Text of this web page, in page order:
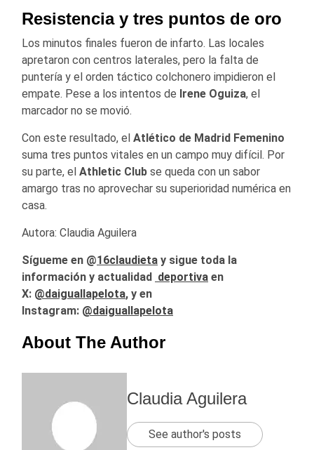
Resistencia y tres puntos de oro
Los minutos finales fueron de infarto. Las locales
apretaron con centros laterales, pero la falta de
puntería y el orden táctico colchonero impidieron el
empate. Pese a los intentos de Irene Oguiza, el
marcador no se movió.
Con este resultado, el Atlético de Madrid Femenino
suma tres puntos vitales en un campo muy difícil. Por
su parte, el Athletic Club se queda con un sabor
amargo tras no aprovechar su superioridad numérica en
casa.
Autora: Claudia Aguilera
Sígueme en @16claudieta y sigue toda la
información y actualidad deportiva en
X: @daiguallapelota, y en
Instagram: @daiguallapelota
About The Author
Claudia Aguilera
See author's posts